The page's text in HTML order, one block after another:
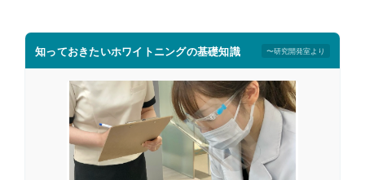
知っておきたいホワイトニングの基礎知識 〜研究開発室より